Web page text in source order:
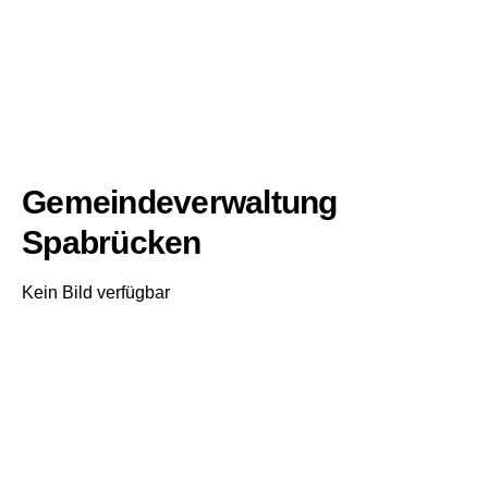
Gemeindeverwaltung
Spabrücken
Kein Bild verfügbar